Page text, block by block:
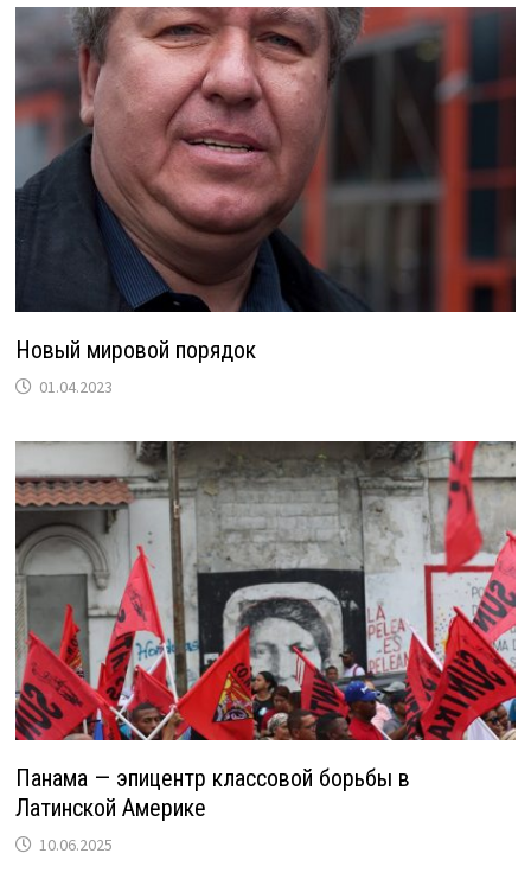
Новый мировой порядок
01.04.2023
Панама — эпицентр классовой борьбы в
Латинской Америке
10.06.2025